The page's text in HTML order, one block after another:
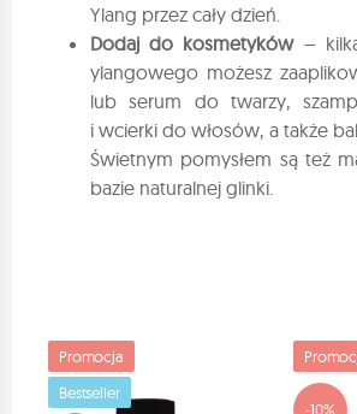
Ylang przez cały dzień.
Dodaj do kosmetyków–
ylangowego możesz
lub serum do twarzy,
i wcierki do włosów, a także
Świetnym pomysłem są też
bazie naturalnej glinki.
Promocja
Bestseller
-10%